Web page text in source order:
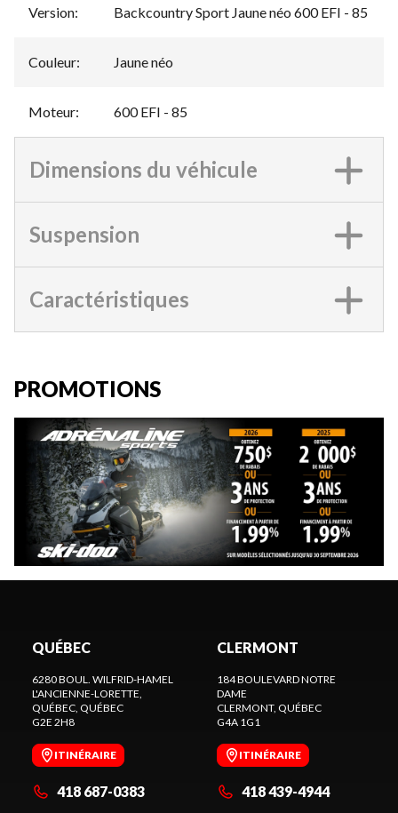
Version: Backcountry Sport Jaune néo 600 EFI - 85
Couleur: Jaune néo
Moteur: 600 EFI - 85
Dimensions du véhicule
Suspension
Caractéristiques
PROMOTIONS
QUÉBEC
6280 BOUL. WILFRID-HAMEL
L'ANCIENNE-LORETTE,
QUÉBEC , QUÉBEC
G2E 2H8
ITINÉRAIRE
418 687-0383
CLERMONT
184 BOULEVARD NOTRE
DAME
CLERMONT, QUÉBEC
G4A 1G1
ITINÉRAIRE
418 439-4944